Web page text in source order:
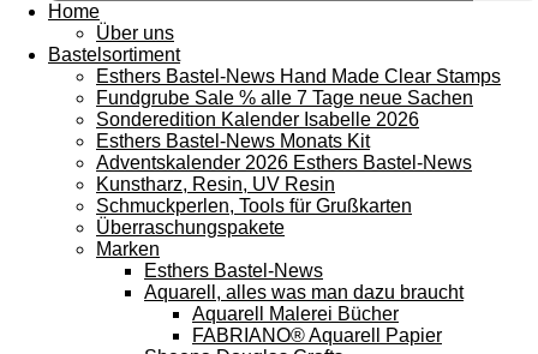
Home
Über uns
Bastelsortiment
Esthers Bastel-News Hand Made Clear Stamps
Fundgrube Sale % alle 7 Tage neue Sachen
Sonderedition Kalender Isabelle 2026
Esthers Bastel-News Monats Kit
Adventskalender 2026 Esthers Bastel-News
Kunstharz, Resin, UV Resin
Schmuckperlen, Tools für Grußkarten
Überraschungspakete
Marken
Esthers Bastel-News
Aquarell, alles was man dazu braucht
Aquarell Malerei Bücher
FABRIANO® Aquarell Papier